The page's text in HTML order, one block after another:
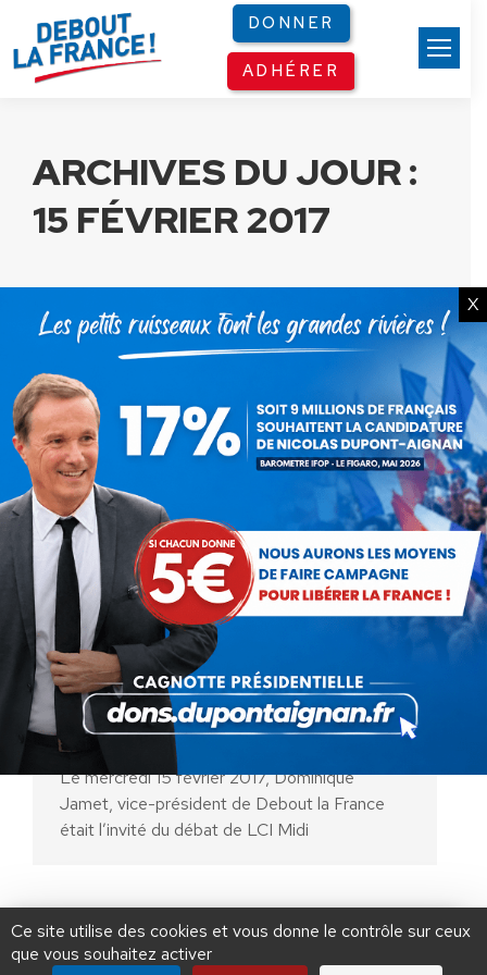
DONNER
ADHÉRER
ARCHIVES DU JOUR :
15 FÉVRIER 2017
Dominique Jamet invité du
débat de LCI Midi
Vidéo ParDebout La France
15 février 2017
Le mercredi 15 février 2017, Dominique
Jamet, vice-président de Debout la France
était l’invité du débat de LCI Midi
X
JE FAIS UN DON À DLF
Panneau de gestion des cookies
Ce site utilise des cookies et vous donne le contrôle sur ceux
que vous souhaitez activer